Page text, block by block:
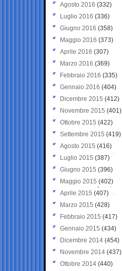
Agosto 2016 (332)
Luglio 2016 (336)
Giugno 2016 (358)
Maggio 2016 (373)
Aprile 2016 (307)
Marzo 2016 (369)
Febbraio 2016 (335)
Gennaio 2016 (404)
Dicembre 2015 (412)
Novembre 2015 (401)
Ottobre 2015 (422)
Settembre 2015 (419)
Agosto 2015 (416)
Luglio 2015 (387)
Giugno 2015 (396)
Maggio 2015 (402)
Aprile 2015 (407)
Marzo 2015 (428)
Febbraio 2015 (417)
Gennaio 2015 (434)
Dicembre 2014 (454)
Novembre 2014 (437)
Ottobre 2014 (440)